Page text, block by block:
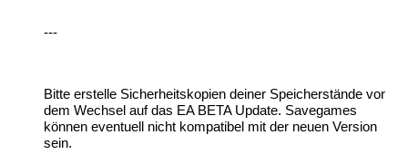
---
Bitte erstelle Sicherheitskopien deiner Speicherstände vor
dem Wechsel auf das EA BETA Update. Savegames
können eventuell nicht kompatibel mit der neuen Version
sein.